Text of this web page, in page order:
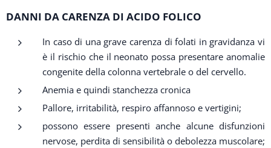
DANNI DA CARENZA DI ACIDO FOLICO
In caso di una grave carenza di folati in gravidanza vi
è il rischio che il neonato possa presentare anomalie
congenite della colonna vertebrale o del cervello.
Anemia e quindi stanchezza cronica
Pallore, irritabilità, respiro affannoso e vertigini;
possono essere presenti anche alcune disfunzioni
nervose, perdita di sensibilità o debolezza muscolare;